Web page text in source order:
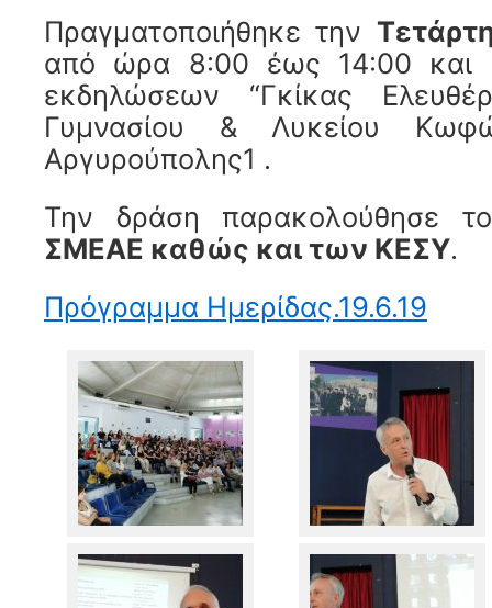
Πραγματοποιήθηκε την
από ώρα 8:00 έως 14:00 και
εκδηλώσεων “Γκίκας
Γυμνασίου & Λυκείου
Αργυρούπολης1 .
Την δράση παρακολούθησε
ΣΜΕΑΕ καθώς καιτων ΚΕΣΥ.
Πρόγραμμα Ημερίδας.19.6.19